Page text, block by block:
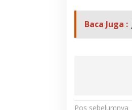
Baca Juga :
Pos sebelumnya